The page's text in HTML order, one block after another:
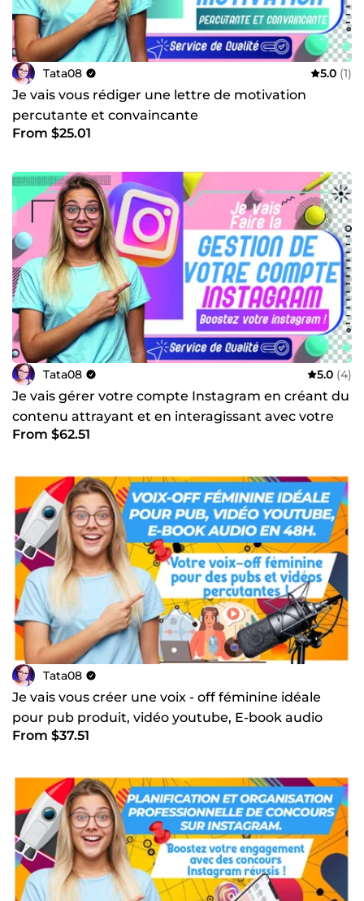
Tata08 5.0 (1)
Je vais vous rédiger une lettre de motivation
percutante et convaincante
From $25.01
Tata08 5.0 (4)
Je vais gérer votre compte Instagram en créant du
contenu attrayant et en interagissant avec votre
audience
From $62.51
Tata08
Je vais vous créer une voix - off féminine idéale
pour pub produit, vidéo youtube, E-book audio
From $37.51